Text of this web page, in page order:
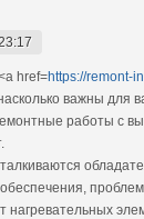
href=https://remont-
важны для
работы с